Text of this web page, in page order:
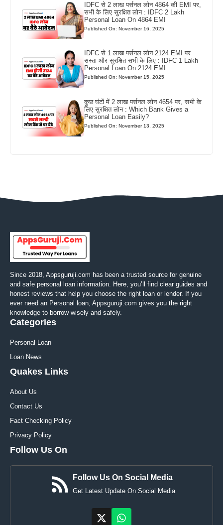
IDFC से 2 लाख पर्सनल लोन 4864 की EMI पर,
सभी के लिए सुरक्षित लोन : IDFC 2 Lakh
Personal Loan On 4864 EMI
Published On: November 16, 2025
IDFC से 1 लाख पर्सनल लोन 2124 EMI पर
सस्ता और सुरक्षित सभी के लिए : IDFC 1 Lakh
Personal Loan On 2124 EMI
Published On: November 15, 2025
कुछ घंटों में 2 लाख पर्सनल लोन 4654 पर, सभी के
लिए सुरक्षित लोन : Which Bank Gives a
Personal Loan Easily?
Published On: November 13, 2025
Since 2018, Appsguruji.com has been a trusted source for genuine
and safe personal loan information. Here, you’ll find clear guides and
honest reviews that help you choose the right loan or lender. If you
ever need an Personal loan, Appsguruji.com gives you the right
knowledge to borrow wisely and safely.
Categories
Personal Loan
Loan News
Quakes Links
About Us
Contact Us
Fact Checking Policy
Privacy Policy
Follow Us On
Follow Us On Social Media
Get Latest Update On Social Media